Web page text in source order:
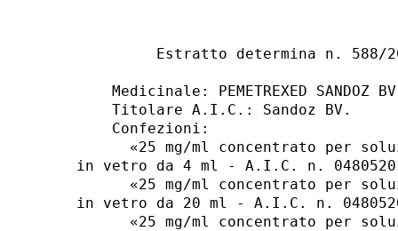
Estratto determina n.
Medicinale: PEMETREXED SANDOZ
    Titolare A.I.C.: Sandoz BV.
    Confezioni:
«25 mg/ml concentrato per
in vetro da 4 ml - A.I.C. n.
«25 mg/ml concentrato per
in vetro da 20 ml - A.I.C. n.
«25 mg/ml concentrato per